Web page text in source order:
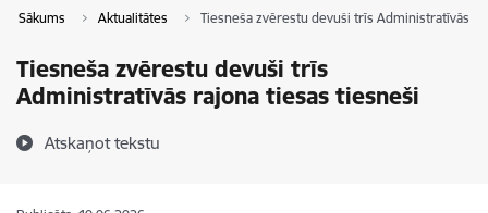
Sākums Aktualitātes Tiesneša zvērestu devuši trīs Administratīvās
Tiesneša zvērestu devuši trīs
Administratīvās rajona tiesas tiesneši
Atskaņot tekstu